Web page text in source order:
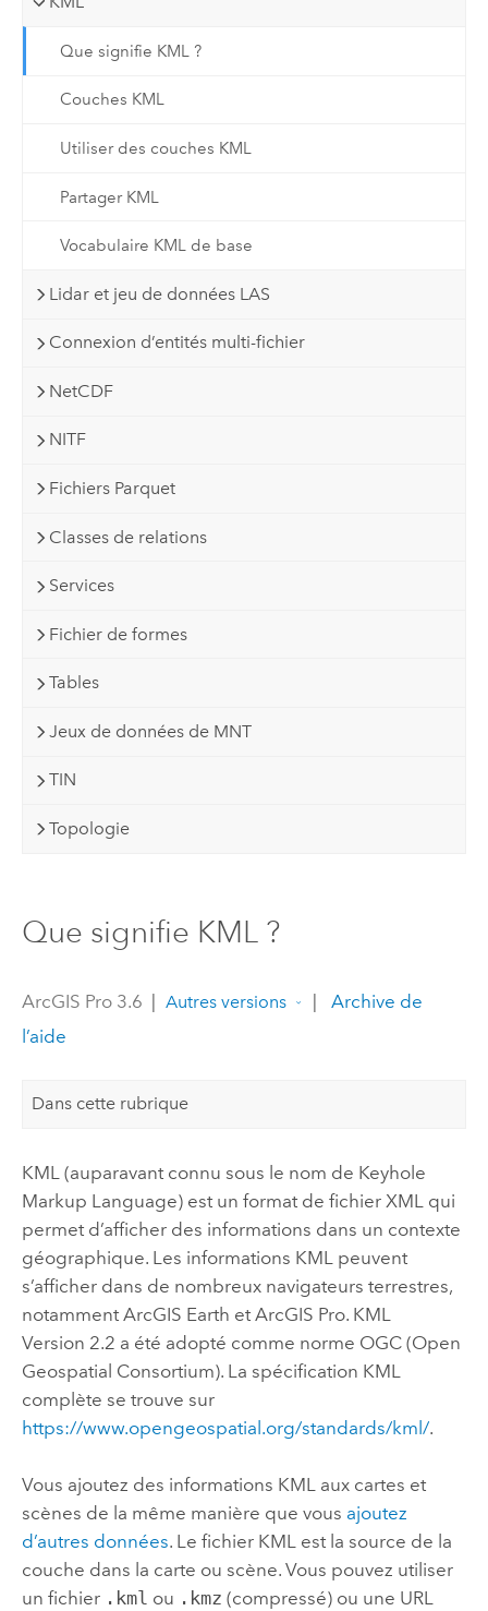
Que signifie KML ?
Couches KML
Utiliser des couches KML
Partager KML
Vocabulaire KML de base
Lidar et jeu de données LAS
Connexion d’entités multi-fichier
NetCDF
NITF
Fichiers Parquet
Classes de relations
Services
Fichier de formes
Tables
Jeux de données de MNT
TIN
Topologie
Que signifie KML ?
ArcGIS Pro 3.6 | Autres versions |
Archive de
l’aide
Dans cette rubrique
KML (auparavant connu sous le nom de Keyhole
Markup Language) est un format de fichier XML qui
permet d’afficher des informations dans un contexte
géographique. Les informations KML peuvent
s’afficher dans de nombreux navigateurs terrestres,
notamment ArcGIS Earth et ArcGIS Pro. KML
Version 2.2 a été adopté comme norme OGC (Open
Geospatial Consortium). La spécification KML
complète se trouve sur
https://www.opengeospatial.org/standards/kml/.
Vous ajoutez des informations KML aux cartes et
scènes de la même manière que vous ajoutez
d’autres données. Le fichier KML est la source de la
couche dans la carte ou scène. Vous pouvez utiliser
un fichier .kml ou .kmz (compressé) ou une URL